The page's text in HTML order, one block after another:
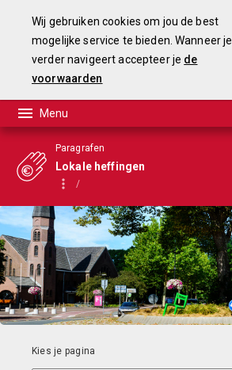
Wij gebruiken cookies om jou de best
mogelijke service te bieden. Wanneer je
verder navigeert accepteer je de
voorwaarden
Paragrafen
Lokale heffingen